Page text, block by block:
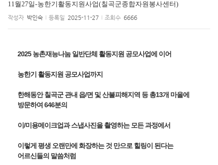
11월27일-농한기활동지원사업(칠곡군종합자원봉사센터)
작성자 박인숙 등록일 2025-11-27 조회수 6666
2025 농촌재능나눔 일반단체 활동지원 공모사업에 이어
농한기 활동지원 공모사업까지
한해동안 칠곡군 관내 읍/면 및 산불피해지역 등 총13개 마을에
방문하여 646분의
이/미용메이크업과 스냅사진을 촬영하는 모든 과정에서
이렇게 평생 오랜만에 화장하는 것 만으로 힐링이 된다는
어르신들의 말씀처럼